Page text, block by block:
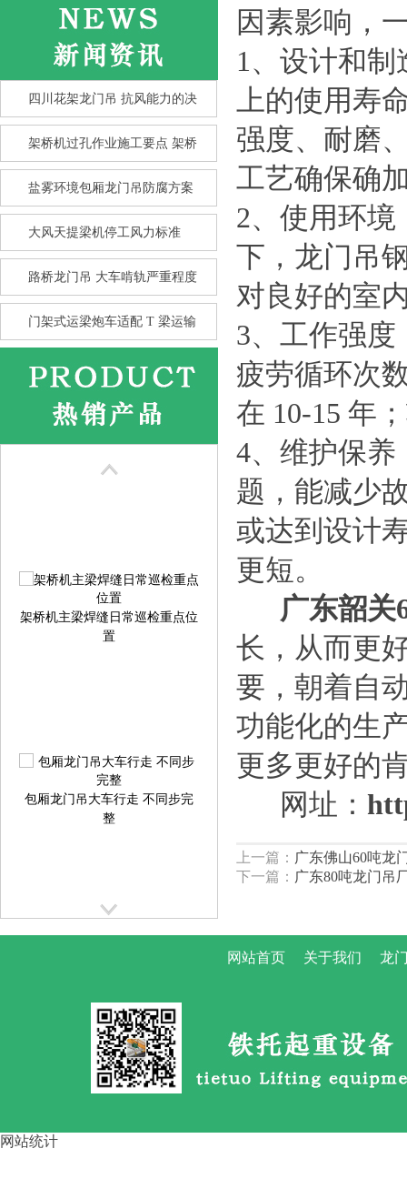
四川花架龙门吊 抗风能力的决
架桥机过孔作业施工要点 架桥
盐雾环境包厢龙门吊防腐方案
大风天提梁机停工风力标准
路桥龙门吊 大车啃轨严重程度
门架式运梁炮车适配 T 梁运输
花架龙门吊的抗风性 比箱型龙
门
架桥机主梁焊缝日常巡检重点位
置
包厢龙门吊大车行走 不同步完
整
因素影响，
1、设计和
上的使用寿
强度、耐磨
工艺确保确
2、使用环
下，龙门吊
对良好的室
3、工作强
疲劳循环次
在 10-15 年
4、维护保养
题，能减少
或达到设计
更短。
广东韶关
长，从而更
要，朝着自
功能化的生
更多更好的
网址：
上一篇： 广东佛山60吨龙
下一篇： 广东80吨龙门吊
网站首页 关于我们 龙
网站统计